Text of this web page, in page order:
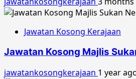
Jawatan Kosong Kerajaan
Jawatan Kosong Majlis
jawatankosongkerajaan 1 year